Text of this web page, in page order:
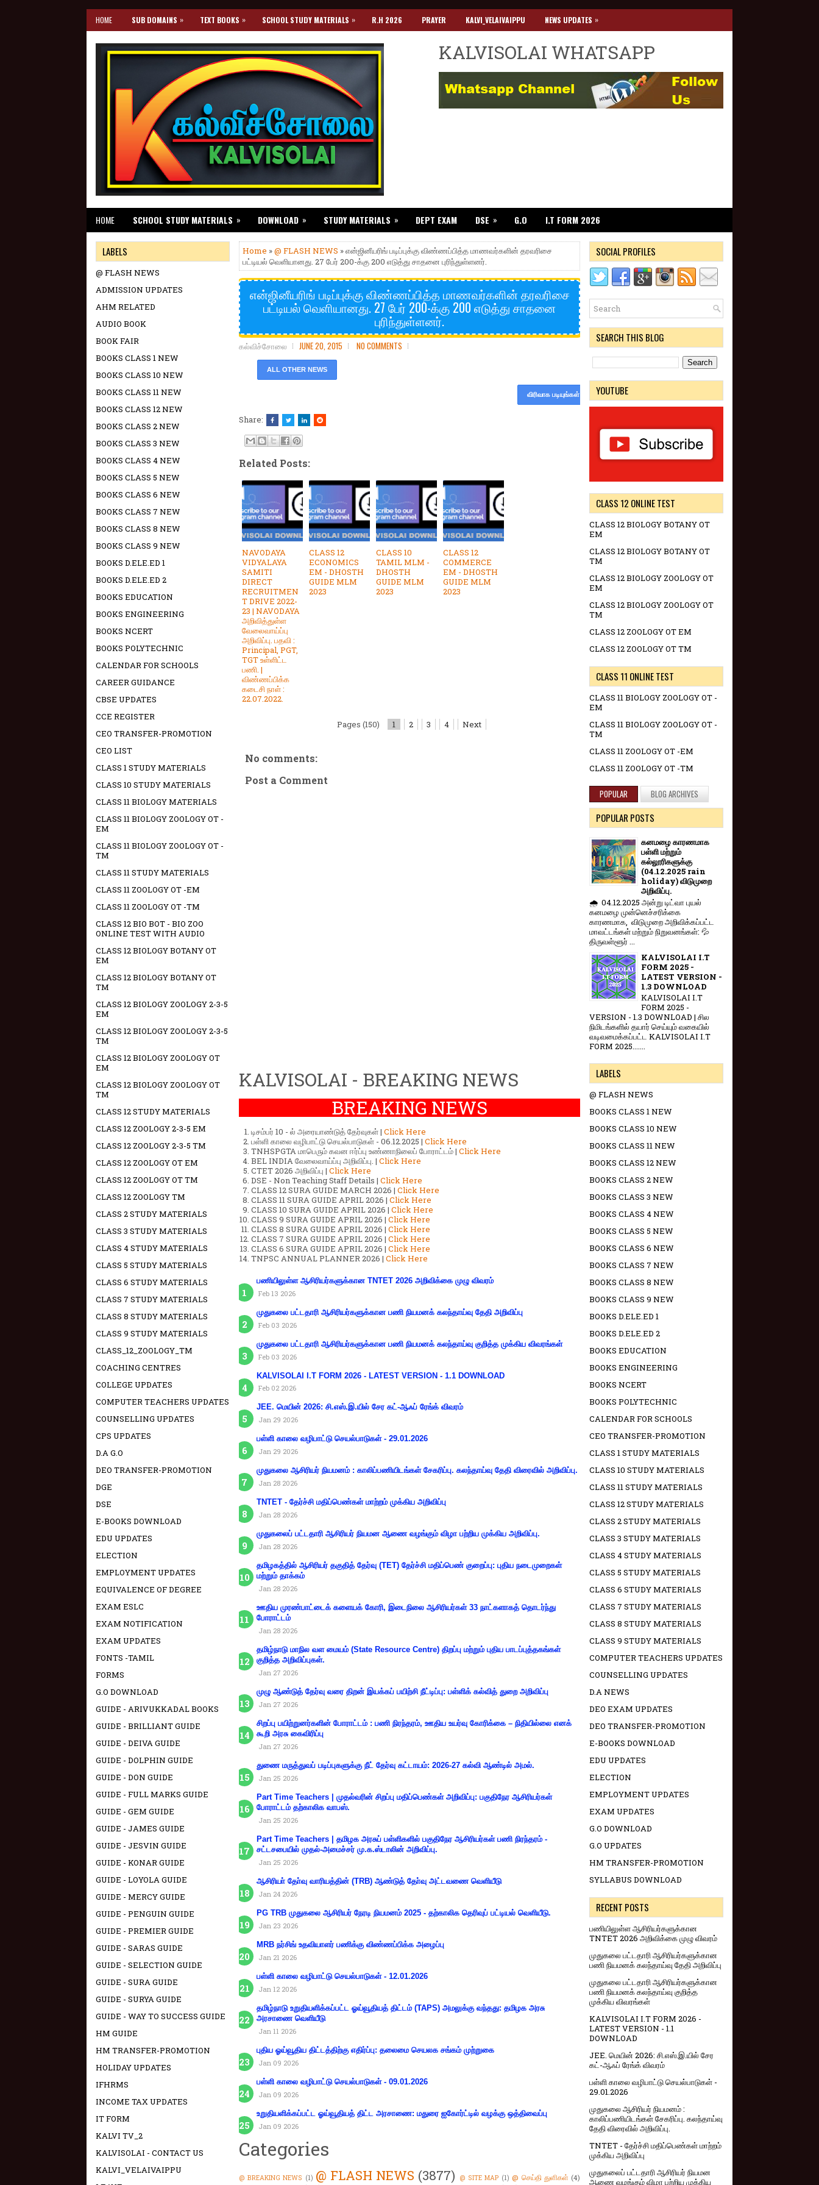
HOME SUB DOMAINS » TEXT BOOKS » SCHOOL STUDY MATERIALS » R.H 2026 PRAYER KALVI_VELAIVAIPPU NEWS UPDATES »
KALVISOLAI WHATSAPP
HOME SCHOOL STUDY MATERIALS » DOWNLOAD » STUDY MATERIALS » DEPT EXAM DSE » G.O I.T FORM 2026
Home »@ FLASH NEWS » என்ஜினீயரிங் படிப்புக்கு விண்ணப்பித்த மாணவர்களின் தரவரிசை
பட்டியல் வெளியானது. 27 பேர் 200-க்கு 200 எடுத்து சாதனை புரிந்துள்ளனர்.
என்ஜினீயரிங் படிப்புக்கு விண்ணப்பித்த மாணவர்களின் தரவரிசை
பட்டியல் வெளியானது. 27 பேர் 200-க்கு 200 எடுத்து சாதனை
புரிந்துள்ளனர்.
கல்விச்சோலை JUNE 20, 2015 NO COMMENTS
ALL OTHER NEWS
விரிவாக படியுங்கள்
Share:
Related Posts:
NAVODAYA
VIDYALAYA
SAMITI
DIRECT
RECRUITMEN
T DRIVE 2022-
23 | NAVODAYA
அறிவித்துள்ள
வேலைவாய்ப்பு
அறிவிப்பு. பதவி :
Principal, PGT,
TGT உள்ளிட்ட
பணி. |
விண்ணப்பிக்க
கடைசி நாள் :
22.07.2022.
CLASS 12
ECONOMICS
EM - DHOSTH
GUIDE MLM
2023
CLASS 10
TAMIL MLM -
DHOSTH
GUIDE MLM
2023
CLASS 12
COMMERCE
EM - DHOSTH
GUIDE MLM
2023
Pages (150) 1 2 3 4 Next
No comments:
Post a Comment
KALVISOLAI - BREAKING NEWS
BREAKING NEWS
டிசம்பர் 10 - ல் அரையாண்டுத் தேர்வுகள் | Click Here
பள்ளி காலை வழிபாட்டு செயல்பாடுகள் - 06.12.2025 | Click Here
TNHSPGTA மாபெரும் கவன ஈர்ப்பு உண்ணாநிலைப் போராட்டம் | Click Here
BEL INDIA வேலைவாய்ப்பு அறிவிப்பு. | Click Here
CTET 2026 அறிவிப்பு | Click Here
DSE - Non Teaching Staff Details | Click Here
CLASS 12 SURA GUIDE MARCH 2026 | Click Here
CLASS 11 SURA GUIDE APRIL 2026 | Click Here
CLASS 10 SURA GUIDE APRIL 2026 | Click Here
CLASS 9 SURA GUIDE APRIL 2026 | Click Here
CLASS 8 SURA GUIDE APRIL 2026 | Click Here
CLASS 7 SURA GUIDE APRIL 2026 | Click Here
CLASS 6 SURA GUIDE APRIL 2026 | Click Here
TNPSC ANNUAL PLANNER 2026 | Click Here
பணியிலுள்ள ஆசிரியர்களுக்கான TNTET 2026 அறிவிக்கை முழு விவரம்
Feb 13 2026
முதுகலை பட்டதாரி ஆசிரியர்களுக்கான பணி நியமனக் கலந்தாய்வு தேதி அறிவிப்பு
Feb 03 2026
முதுகலை பட்டதாரி ஆசிரியர்களுக்கான பணி நியமனக் கலந்தாய்வு குறித்த முக்கிய விவரங்கள்
Feb 03 2026
KALVISOLAI I.T FORM 2026 - LATEST VERSION - 1.1 DOWNLOAD
Feb 02 2026
JEE. மெயின் 2026: சி.எஸ்.இ.யில் சேர கட்-ஆஃப் ரேங்க் விவரம்
Jan 29 2026
பள்ளி காலை வழிபாட்டு செயல்பாடுகள் - 29.01.2026
Jan 29 2026
முதுகலை ஆசிரியர் நியமனம் : காலிப்பணியிடங்கள் சேகரிப்பு. கலந்தாய்வு தேதி விரைவில் அறிவிப்பு.
Jan 28 2026
TNTET - தேர்ச்சி மதிப்பெண்கள் மாற்றம் முக்கிய அறிவிப்பு
Jan 28 2026
முதுகலைப் பட்டதாரி ஆசிரியர் நியமன ஆணை வழங்கும் விழா பற்றிய முக்கிய அறிவிப்பு.
Jan 28 2026
தமிழகத்தில் ஆசிரியர் தகுதித் தேர்வு (TET) தேர்ச்சி மதிப்பெண் குறைப்பு: புதிய நடைமுறைகள்
மற்றும் தாக்கம்
Jan 28 2026
ஊதிய முரண்பாட்டைக் களையக் கோரி, இடைநிலை ஆசிரியர்கள் 33 நாட்களாகத் தொடர்ந்து
போராட்டம்
Jan 28 2026
தமிழ்நாடு மாநில வள மையம் (State Resource Centre) திறப்பு மற்றும் புதிய பாடப்புத்தகங்கள்
குறித்த அறிவிப்புகள்.
Jan 27 2026
முழு ஆண்டுத் தேர்வு வரை திறன் இயக்கப் பயிற்சி நீட்டிப்பு: பள்ளிக் கல்வித் துறை அறிவிப்பு
Jan 27 2026
சிறப்பு பயிற்றுனர்களின் போராட்டம் : பணி நிரந்தரம், ஊதிய உயர்வு கோரிக்கை – நிதியில்லை எனக்
கூறி அரசு கைவிரிப்பு
Jan 27 2026
துணை மருத்துவப் படிப்புகளுக்கு நீட் தேர்வு கட்டாயம்: 2026-27 கல்வி ஆண்டில் அமல்.
Jan 25 2026
Part Time Teachers | முதல்வரின் சிறப்பு மதிப்பெண்கள் அறிவிப்பு: பகுதிநேர ஆசிரியர்கள்
போராட்டம் தற்காலிக வாபஸ்.
Jan 25 2026
Part Time Teachers | தமிழக அரசுப் பள்ளிகளில் பகுதிநேர ஆசிரியர்கள் பணி நிரந்தரம் -
சட்டசபையில் முதல்-அமைச்சர் மு.க.ஸ்டாலின் அறிவிப்பு.
Jan 25 2026
ஆசிரியா் தோ்வு வாரியத்தின் (TRB) ஆண்டுத் தோ்வு அட்டவணை வெளியீடு
Jan 24 2026
PG TRB முதுகலை ஆசிரியர் நேரடி நியமனம் 2025 - தற்காலிக தெரிவுப் பட்டியல் வெளியீடு.
Jan 23 2026
MRB நர்சிங் உதவியாளர் பணிக்கு விண்ணப்பிக்க அழைப்பு
Jan 21 2026
பள்ளி காலை வழிபாட்டு செயல்பாடுகள் - 12.01.2026
Jan 12 2026
தமிழ்நாடு உறுதியளிக்கப்பட்ட ஓய்வூதியத் திட்டம் (TAPS) அமலுக்கு வந்தது: தமிழக அரசு
அரசாணை வெளியீடு
Jan 11 2026
புதிய ஓய்வூதிய திட்டத்திற்கு எதிர்ப்பு: தலைமை செயலக சங்கம் முற்றுகை
Jan 09 2026
பள்ளி காலை வழிபாட்டு செயல்பாடுகள் - 09.01.2026
Jan 09 2026
உறுதியளிக்கப்பட்ட ஓய்வூதியத் திட்ட அரசாணை: மதுரை ஐகோர்ட்டில் வழக்கு ஒத்திவைப்பு
Jan 09 2026
Categories
@ BREAKING NEWS (1) @ FLASH NEWS (3877) @ SITE MAP (1) @ செய்தி துளிகள் (4)
LABELS
@ FLASH NEWS
ADMISSION UPDATES
AHM RELATED
AUDIO BOOK
BOOK FAIR
BOOKS CLASS 1 NEW
BOOKS CLASS 10 NEW
BOOKS CLASS 11 NEW
BOOKS CLASS 12 NEW
BOOKS CLASS 2 NEW
BOOKS CLASS 3 NEW
BOOKS CLASS 4 NEW
BOOKS CLASS 5 NEW
BOOKS CLASS 6 NEW
BOOKS CLASS 7 NEW
BOOKS CLASS 8 NEW
BOOKS CLASS 9 NEW
BOOKS D.ELE.ED 1
BOOKS D.ELE.ED 2
BOOKS EDUCATION
BOOKS ENGINEERING
BOOKS NCERT
BOOKS POLYTECHNIC
CALENDAR FOR SCHOOLS
CAREER GUIDANCE
CBSE UPDATES
CCE REGISTER
CEO TRANSFER-PROMOTION
CEO LIST
CLASS 1 STUDY MATERIALS
CLASS 10 STUDY MATERIALS
CLASS 11 BIOLOGY MATERIALS
CLASS 11 BIOLOGY ZOOLOGY OT -
EM
CLASS 11 BIOLOGY ZOOLOGY OT -
TM
CLASS 11 STUDY MATERIALS
CLASS 11 ZOOLOGY OT -EM
CLASS 11 ZOOLOGY OT -TM
CLASS 12 BIO BOT - BIO ZOO
ONLINE TEST WITH AUDIO
CLASS 12 BIOLOGY BOTANY OT
EM
CLASS 12 BIOLOGY BOTANY OT
TM
CLASS 12 BIOLOGY ZOOLOGY 2-3-5
EM
CLASS 12 BIOLOGY ZOOLOGY 2-3-5
TM
CLASS 12 BIOLOGY ZOOLOGY OT
EM
CLASS 12 BIOLOGY ZOOLOGY OT
TM
CLASS 12 STUDY MATERIALS
CLASS 12 ZOOLOGY 2-3-5 EM
CLASS 12 ZOOLOGY 2-3-5 TM
CLASS 12 ZOOLOGY OT EM
CLASS 12 ZOOLOGY OT TM
CLASS 12 ZOOLOGY TM
CLASS 2 STUDY MATERIALS
CLASS 3 STUDY MATERIALS
CLASS 4 STUDY MATERIALS
CLASS 5 STUDY MATERIALS
CLASS 6 STUDY MATERIALS
CLASS 7 STUDY MATERIALS
CLASS 8 STUDY MATERIALS
CLASS 9 STUDY MATERIALS
CLASS_12_ZOOLOGY_TM
COACHING CENTRES
COLLEGE UPDATES
COMPUTER TEACHERS UPDATES
COUNSELLING UPDATES
CPS UPDATES
D.A G.O
DEO TRANSFER-PROMOTION
DGE
DSE
E-BOOKS DOWNLOAD
EDU UPDATES
ELECTION
EMPLOYMENT UPDATES
EQUIVALENCE OF DEGREE
EXAM ESLC
EXAM NOTIFICATION
EXAM UPDATES
FONTS -TAMIL
FORMS
G.O DOWNLOAD
GUIDE - ARIVUKKADAL BOOKS
GUIDE - BRILLIANT GUIDE
GUIDE - DEIVA GUIDE
GUIDE - DOLPHIN GUIDE
GUIDE - DON GUIDE
GUIDE - FULL MARKS GUIDE
GUIDE - GEM GUIDE
GUIDE - JAMES GUIDE
GUIDE - JESVIN GUIDE
GUIDE - KONAR GUIDE
GUIDE - LOYOLA GUIDE
GUIDE - MERCY GUIDE
GUIDE - PENGUIN GUIDE
GUIDE - PREMIER GUIDE
GUIDE - SARAS GUIDE
GUIDE - SELECTION GUIDE
GUIDE - SURA GUIDE
GUIDE - SURYA GUIDE
GUIDE - WAY TO SUCCESS GUIDE
HM GUIDE
HM TRANSFER-PROMOTION
HOLIDAY UPDATES
IFHRMS
INCOME TAX UPDATES
IT FORM
KALVI TV_2
KALVISOLAI - CONTACT US
KALVI_VELAIVAIPPU
SOCIAL PROFILES
SEARCH THIS BLOG
YOUTUBE
CLASS 12 ONLINE TEST
CLASS 12 BIOLOGY BOTANY OT
EM
CLASS 12 BIOLOGY BOTANY OT
TM
CLASS 12 BIOLOGY ZOOLOGY OT
EM
CLASS 12 BIOLOGY ZOOLOGY OT
TM
CLASS 12 ZOOLOGY OT EM
CLASS 12 ZOOLOGY OT TM
CLASS 11 ONLINE TEST
CLASS 11 BIOLOGY ZOOLOGY OT -
EM
CLASS 11 BIOLOGY ZOOLOGY OT -
TM
CLASS 11 ZOOLOGY OT -EM
CLASS 11 ZOOLOGY OT -TM
POPULAR BLOG ARCHIVES
POPULAR POSTS
கனமழை காரணமாக
பள்ளி மற்றும்
கல்லூரிகளுக்கு
(04.12.2025 rain
holiday) விடுமுறை
அறிவிப்பு.
🌧️ 04.12.2025 அன்று டிட்வா புயல்
கனமழை முன்னெச்சரிக்கை
காரணமாக, விடுமுறை அறிவிக்கப்பட்ட
மாவட்டங்கள் மற்றும் நிறுவனங்கள்: 💦
திருவள்ளூர் ...
KALVISOLAI I.T
FORM 2025 -
LATEST VERSION -
1.3 DOWNLOAD
KALVISOLAI I.T
FORM 2025 -
VERSION - 1.3 DOWNLOAD | சில
நிமிடங்களில் தயார் செய்யும் வகையில்
வடிவமைக்கப்பட்ட KALVISOLAI I.T
FORM 2025.......
LABELS
@ FLASH NEWS
BOOKS CLASS 1 NEW
BOOKS CLASS 10 NEW
BOOKS CLASS 11 NEW
BOOKS CLASS 12 NEW
BOOKS CLASS 2 NEW
BOOKS CLASS 3 NEW
BOOKS CLASS 4 NEW
BOOKS CLASS 5 NEW
BOOKS CLASS 6 NEW
BOOKS CLASS 7 NEW
BOOKS CLASS 8 NEW
BOOKS CLASS 9 NEW
BOOKS D.ELE.ED 1
BOOKS D.ELE.ED 2
BOOKS EDUCATION
BOOKS ENGINEERING
BOOKS NCERT
BOOKS POLYTECHNIC
CALENDAR FOR SCHOOLS
CEO TRANSFER-PROMOTION
CLASS 1 STUDY MATERIALS
CLASS 10 STUDY MATERIALS
CLASS 11 STUDY MATERIALS
CLASS 12 STUDY MATERIALS
CLASS 2 STUDY MATERIALS
CLASS 3 STUDY MATERIALS
CLASS 4 STUDY MATERIALS
CLASS 5 STUDY MATERIALS
CLASS 6 STUDY MATERIALS
CLASS 7 STUDY MATERIALS
CLASS 8 STUDY MATERIALS
CLASS 9 STUDY MATERIALS
COMPUTER TEACHERS UPDATES
COUNSELLING UPDATES
D.A NEWS
DEO EXAM UPDATES
DEO TRANSFER-PROMOTION
E-BOOKS DOWNLOAD
EDU UPDATES
ELECTION
EMPLOYMENT UPDATES
EXAM UPDATES
G.O DOWNLOAD
G.O UPDATES
HM TRANSFER-PROMOTION
SYLLABUS DOWNLOAD
RECENT POSTS
பணியிலுள்ள ஆசிரியர்களுக்கான
TNTET 2026 அறிவிக்கை முழு விவரம்
முதுகலை பட்டதாரி ஆசிரியர்களுக்கான
பணி நியமனக் கலந்தாய்வு தேதி அறிவிப்பு
முதுகலை பட்டதாரி ஆசிரியர்களுக்கான
பணி நியமனக் கலந்தாய்வு குறித்த
முக்கிய விவரங்கள்
KALVISOLAI I.T FORM 2026 -
LATEST VERSION - 1.1
DOWNLOAD
JEE. மெயின் 2026: சி.எஸ்.இ.யில் சேர
கட்-ஆஃப் ரேங்க் விவரம்
பள்ளி காலை வழிபாட்டு செயல்பாடுகள் -
29.01.2026
முதுகலை ஆசிரியர் நியமனம் :
காலிப்பணியிடங்கள் சேகரிப்பு. கலந்தாய்வு
தேதி விரைவில் அறிவிப்பு.
TNTET - தேர்ச்சி மதிப்பெண்கள் மாற்றம்
முக்கிய அறிவிப்பு
முதுகலைப் பட்டதாரி ஆசிரியர் நியமன
ஆணை வழங்கும் விழா பற்றிய முக்கிய